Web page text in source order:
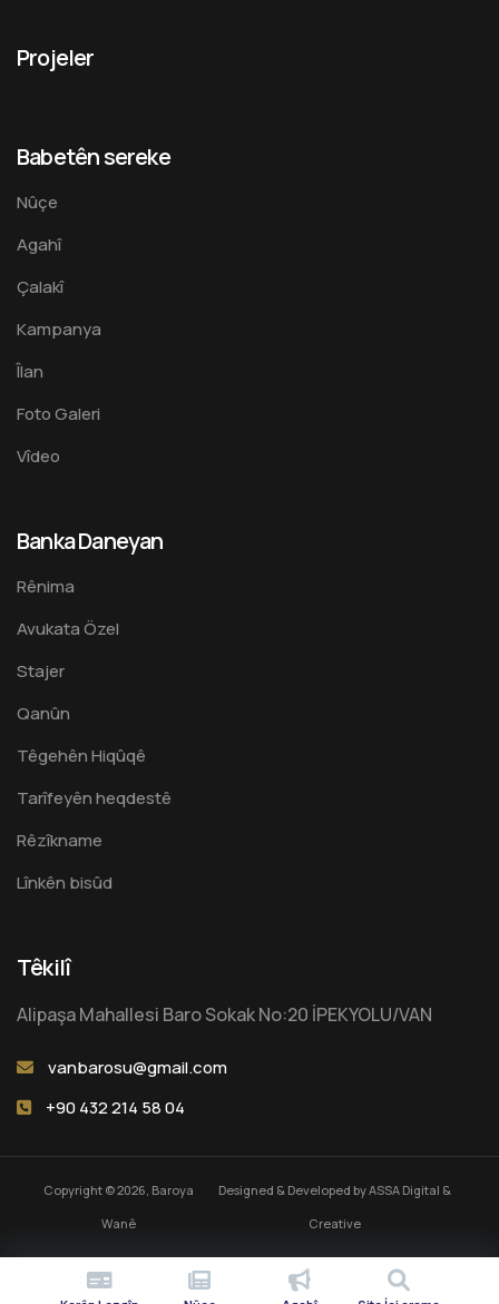
Projeler
Babetên sereke
Nûçe
Agahî
Çalakî
Kampanya
Îlan
Foto Galeri
Vîdeo
Banka Daneyan
Rênima
Avukata Özel
Stajer
Qanûn
Têgehên Hiqûqê
Tarîfeyên heqdestê
Rêzîkname
Lînkên bisûd
Têkilî
Alipaşa Mahallesi Baro Sokak No:20 İPEKYOLU/VAN
vanbarosu@gmail.com
+90 432 214 58 04
Copyright © 2026, Baroya
Wanê
Designed & Developed byASSA Digital &
Creative